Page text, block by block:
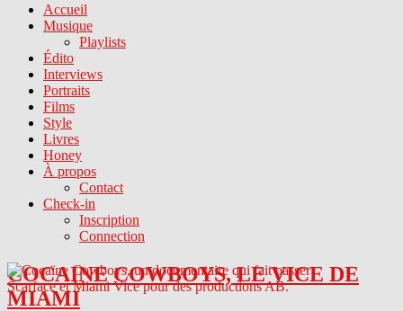
Accueil
Musique
Playlists
Édito
Interviews
Portraits
Films
Style
Livres
Honey
À propos
Contact
Check-in
Inscription
Connection
COCAINE COWBOYS, LE VICE DE
MIAMI